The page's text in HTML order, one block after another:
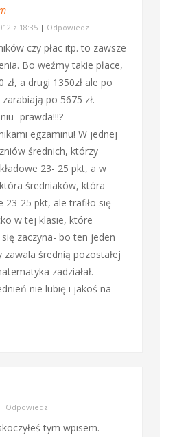
z 18:35 | Odpowiedz
czy płac itp. to zawsze
Bo weźmy takie płace,
zł, a drugi 1350zł ale po
po 5675 zł.
prawda!!!?
egzaminu! W jednej
średnich, którzy
23- 25 pkt, a w
średniaków, która
23-25 pkt, ale trafiło się
w tej klasie, które
się zaczyna- bo ten jeden
średnią pozostałej
zadziałał.
nie lubię i jakoś na
| Odpowiedz
tym wpisem.